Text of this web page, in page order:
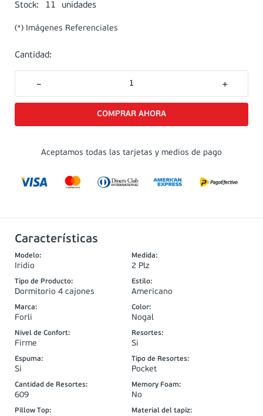
Stock: 11 unidades
(*) Imágenes Referenciales
Cantidad:
＋
－
Aceptamos todas las tarjetas y medios de pago
Características
Modelo:
Iridio
Medida:
2 Plz
Tipo de Producto:
Dormitorio 4 cajones
Estilo:
Americano
Marca:
Forli
Color:
Nogal
Nivel de Confort:
Firme
Resortes:
Si
Espuma:
Si
Tipo de Resortes:
Pocket
Cantidad de Resortes:
609
Memory Foam:
No
Pillow Top: Material del tapiz: